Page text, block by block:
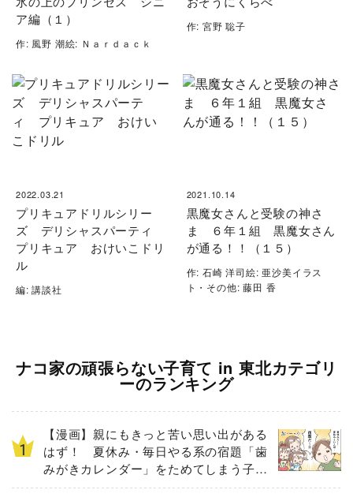
ア編（１）
作: 風野 潮絵: Ｎａｒｄａｃｋ
作: 宮野 聡子
2022.03.21
プリキュアドリルシリー
ズ デリシャスパーティ
プリキュア おけいこドリ
ル
編: 講談社
2021.10.14
黒魔女さんと受験の神さ
ま ６年１組 黒魔女さん
が通る！！（１５）
作: 石崎 洋司絵: 亜沙美イラス
ト・その他: 藤田 香
ナコ家の頑張らない子育て in 東北カテゴリ
ーのランキング
【漫画】親にもきっと苦い思い出がある
はず！ 夏休み・毎日やる系の宿題「歯
みがきカレンダー」をためてしまう子ど
もとその結末